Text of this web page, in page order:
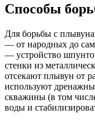
Способы
Для борьбы с
— от народных до
— устройство
стенки из
отсекают плывун от
используют
скважины (в том
воды и